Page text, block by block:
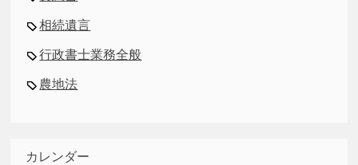
相続遺言
行政書士業務全般
農地法
カレンダー